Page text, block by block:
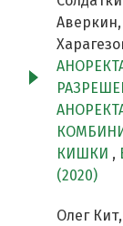
КИШКИ ,
(2020)
Олег